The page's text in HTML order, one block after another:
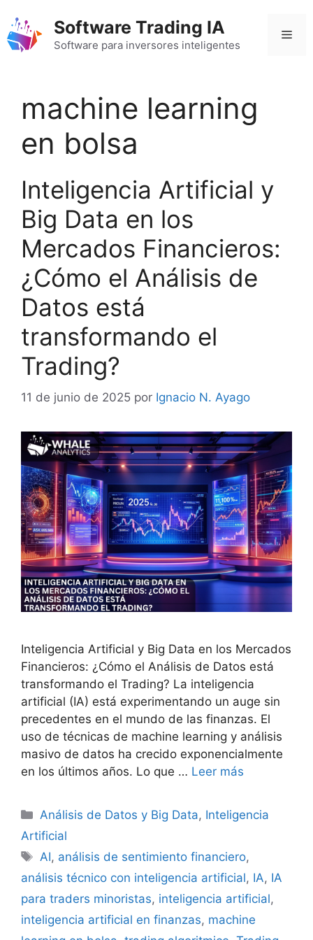
contenido
Software Trading IA
Software para inversores inteligentes
machine learning
en bolsa
Inteligencia Artificial y
Big Data en los
Mercados Financieros:
¿Cómo el Análisis de
Datos está
transformando el
Trading?
11 de junio de 2025 por Ignacio N. Ayago
Inteligencia Artificial y Big Data en los Mercados
Financieros: ¿Cómo el Análisis de Datos está
transformando el Trading? La inteligencia
artificial (IA) está experimentando un auge sin
precedentes en el mundo de las finanzas. El
uso de técnicas de machine learning y análisis
masivo de datos ha crecido exponencialmente
en los últimos años. Lo que … Leer más
Categorías
Análisis de Datos y Big Data, Inteligencia
Artificial
Etiquetas
AI, análisis de sentimiento financiero,
análisis técnico con inteligencia artificial, IA, IA
para traders minoristas, inteligencia artificial,
inteligencia artificial en finanzas, machine